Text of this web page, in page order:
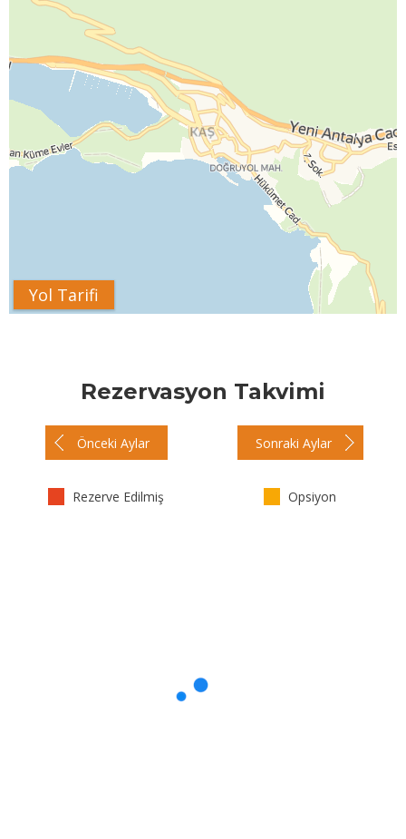
Yol Tarifi
Rezervasyon Takvimi
Önceki Aylar Sonraki Aylar
Rezerve Edilmiş Opsiyon